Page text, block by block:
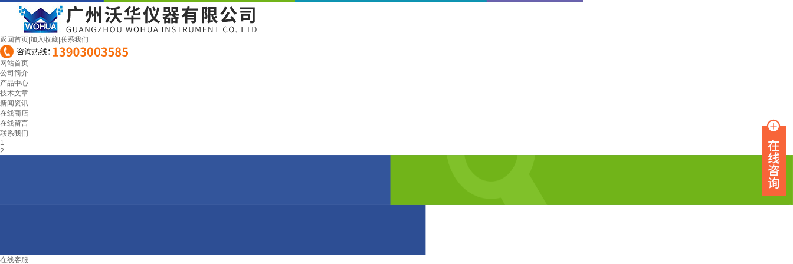
返回首页 加入收藏 联系我们
网站首页
公司简介
产品中心
技术文章
新闻资讯
在线商店
在线留言
联系我们
1
2
在线客服